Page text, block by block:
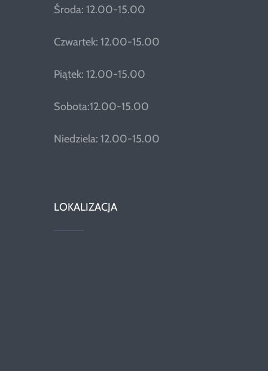
Środa: 12.00-15.00
Czwartek: 12.00-15.00
Piątek: 12.00-15.00
Sobota:12.00-15.00
Niedziela: 12.00-15.00
LOKALIZACJA